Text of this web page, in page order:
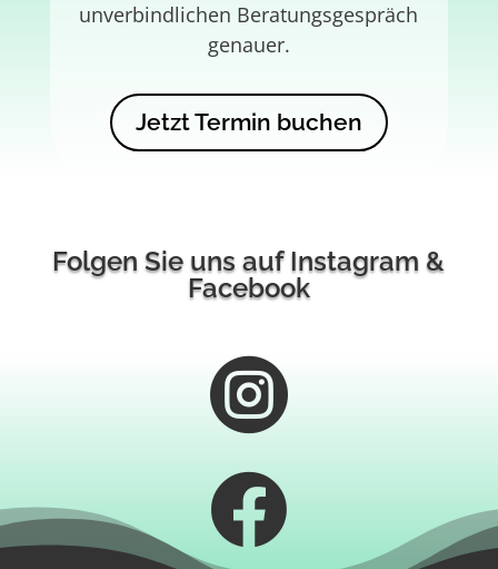
unverbindlichen Beratungsgespräch
genauer.
Jetzt Termin buchen
Folgen Sie uns auf Instagram &
Facebook

